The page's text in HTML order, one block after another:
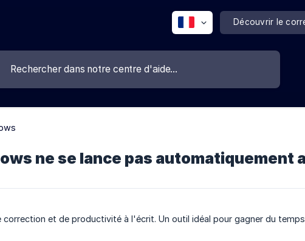
Découvrir le
ne se lance pas automatiquement
et de productivité à l'écrit. Un outil idéal pour gagner du